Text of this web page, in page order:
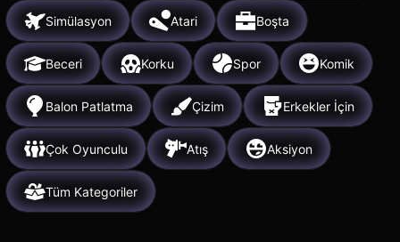
Simülasyon Atari Boşta
Beceri Korku Spor Komik
Balon Patlatma Çizim Erkekler İçin
Çok Oyunculu Atış Aksiyon
Tüm Kategoriler